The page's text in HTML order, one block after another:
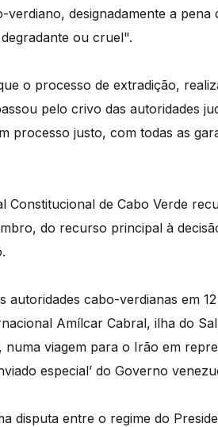
designadamente a pena
ou cruel".
o processo de extradição,
pelo crivo das autoridades
processo justo, com todas as
Constitucional de Cabo Verde
do recurso principal à
cabo-verdianas em
Amílcar Cabral, ilha do
viagem para o Irão em
especial’ do Governo
disputa entre o regime do